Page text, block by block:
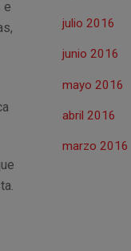
e
julio 2016
junio 2016
mayo 2016
abril 2016
marzo 2016